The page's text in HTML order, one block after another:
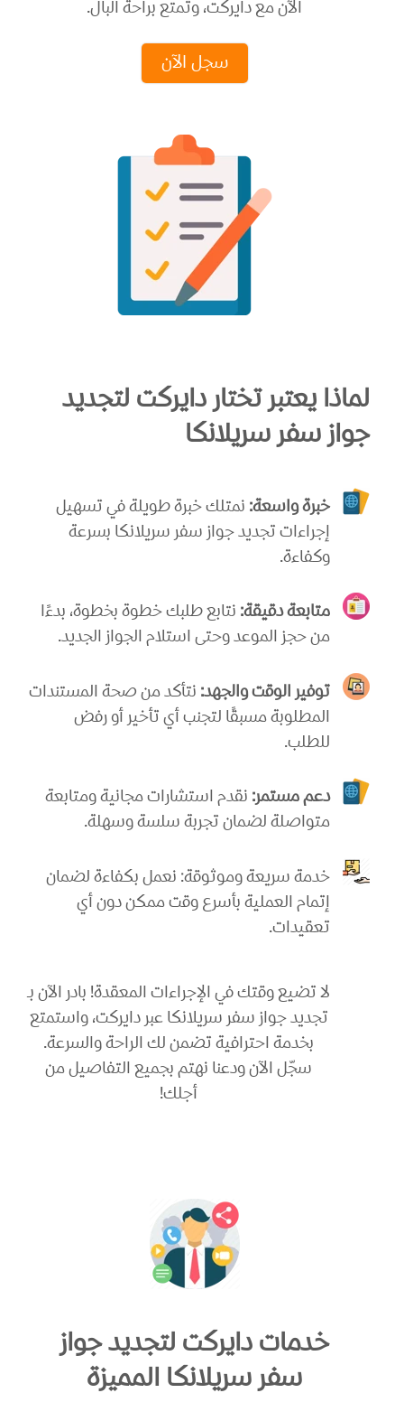
الآن مع دايركت، وتمتع براحة البال.
سجل الآن
لماذا يعتبر تختار دايركت لتجديد
جواز سفر سريلانكا
خبرة واسعة:نمتلك خبرة طويلة في تسهيل
إجراءات تجديد جواز سفر سريلانكا بسرعة
وكفاءة.
متابعة دقيقة:نتابع طلبك خطوة بخطوة، بدءًا
من حجز الموعد وحتى استلام الجواز الجديد.
توفير الوقت والجهد:نتأكد من صحة المستندات
المطلوبة مسبقًا لتجنب أي تأخير أو رفض
للطلب.
دعم مستمر:نقدم استشارات مجانية ومتابعة
متواصلة لضمان تجربة سلسة وسهلة.
خدمة سريعة وموثوقة: نعمل بكفاءة لضمان
إتمام العملية بأسرع وقت ممكن دون أي
تعقيدات.
لا تضيع وقتك في الإجراءات المعقدة! بادر الآن بـ
تجديد جواز سفر سريلانكا عبر دايركت، واستمتع
بخدمة احترافية تضمن لك الراحة والسرعة.
سجّل الآن ودعنا نهتم بجميع التفاصيل من
أجلك!
خدمات دايركت لتجديد جواز
سفر سريلانكا المميزة